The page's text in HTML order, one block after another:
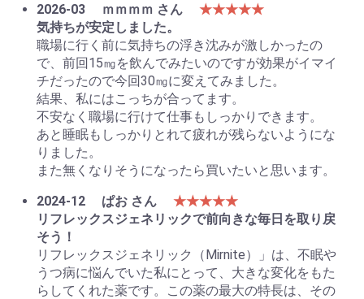
2026-03 ｍｍｍｍ さん
★★★★★
気持ちが安定しました。
職場に行く前に気持ちの浮き沈みが激しかったの
で、前回15㎎を飲んでみたいのですが効果がイマイ
チだったので今回30㎎に変えてみました。
結果、私にはこっちが合ってます。
不安なく職場に行けて仕事もしっかりできます。
あと睡眠もしっかりとれて疲れが残らないようにな
りました。
また無くなりそうになったら買いたいと思います。
2024-12
ぱお さん
★★★★★
リフレックスジェネリックで前向きな毎日を取り戻
そう！
リフレックスジェネリック（Mirnite）」は、不眠や
うつ病に悩んでいた私にとって、大きな変化をもた
らしてくれた薬です。この薬の最大の特長は、その